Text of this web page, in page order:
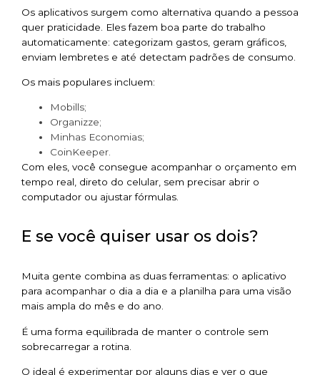
Os aplicativos surgem como alternativa quando a pessoa
quer praticidade. Eles fazem boa parte do trabalho
automaticamente: categorizam gastos, geram gráficos,
enviam lembretes e até detectam padrões de consumo.
Os mais populares incluem:
Mobills;
Organizze;
Minhas Economias;
CoinKeeper.
Com eles, você consegue acompanhar o orçamento em
tempo real, direto do celular, sem precisar abrir o
computador ou ajustar fórmulas.
E se você quiser usar os dois?
Muita gente combina as duas ferramentas: o aplicativo
para acompanhar o dia a dia e a planilha para uma visão
mais ampla do mês e do ano.
É uma forma equilibrada de manter o controle sem
sobrecarregar a rotina.
O ideal é experimentar por alguns dias e ver o que